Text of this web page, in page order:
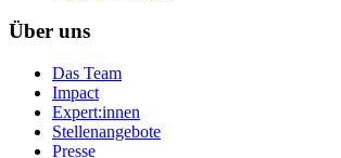
Über uns
Das Team
Impact
Expert:innen
Stellenangebote
Presse